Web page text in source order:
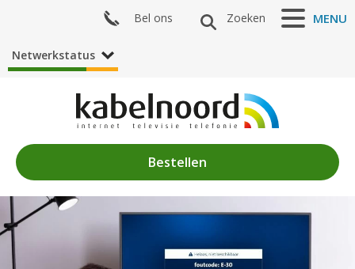
Nieuws
Algemeen
Bestellen
MENU
Zoeken
Bel ons
Netwerkstatus